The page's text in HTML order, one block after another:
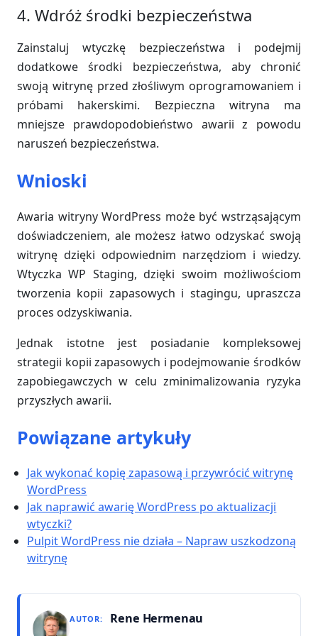
4. Wdróż środki bezpieczeństwa
Zainstaluj wtyczkę bezpieczeństwa i podejmij
dodatkowe środki bezpieczeństwa, aby chronić
swoją witrynę przed złośliwym oprogramowaniem i
próbami hakerskimi. Bezpieczna witryna ma
mniejsze prawdopodobieństwo awarii z powodu
naruszeń bezpieczeństwa.
Wnioski
Awaria witryny WordPress może być wstrząsającym
doświadczeniem, ale możesz łatwo odzyskać swoją
witrynę dzięki odpowiednim narzędziom i wiedzy.
Wtyczka WP Staging, dzięki swoim możliwościom
tworzenia kopii zapasowych i stagingu, upraszcza
proces odzyskiwania.
Jednak istotne jest posiadanie kompleksowej
strategii kopii zapasowych i podejmowanie środków
zapobiegawczych w celu zminimalizowania ryzyka
przyszłych awarii.
Powiązane artykuły
Jak wykonać kopię zapasową i przywrócić witrynę
WordPress
Jak naprawić awarię WordPress po aktualizacji
wtyczki?
Pulpit WordPress nie działa – Napraw uszkodzoną
witrynę
AUTOR: Rene Hermenau